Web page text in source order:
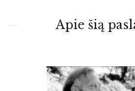
Apie šią